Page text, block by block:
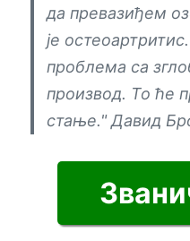
да превазиђем
је
проблема са
производ. То ће
стање."Давид